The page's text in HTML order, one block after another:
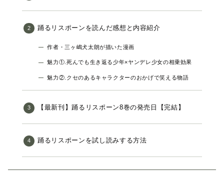
踊るリスポーンを読んだ感想と内容紹介
作者・三ヶ嶋犬太朗が描いた漫画
魅力①.死んでも生き返る少年×ヤンデレ少女の相乗効果
魅力②.クセのあるキャラクターのおかげで笑える物語
【最新刊】踊るリスポーン8巻の発売日【完結】
踊るリスポーンを試し読みする方法